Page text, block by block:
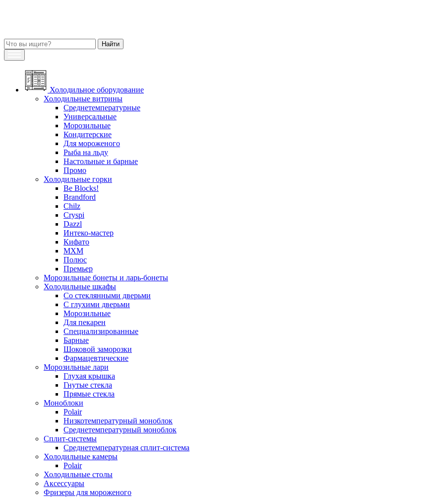
Холодильное оборудование
Холодильные витрины
Среднетемпературные
Универсальные
Морозильные
Кондитерские
Для мороженого
Рыба на льду
Настольные и барные
Промо
Холодильные горки
Be Blocks!
Brandford
Chilz
Cryspi
Dazzl
Интеко-мастер
Кифато
МХМ
Полюс
Премьер
Морозильные бонеты и ларь-бонеты
Холодильные шкафы
Со стеклянными дверьми
С глухими дверьми
Морозильные
Для пекарен
Специализированные
Барные
Шоковой заморозки
Фармацевтические
Морозильные лари
Глухая крышка
Гнутые стекла
Прямые стекла
Моноблоки
Polair
Низкотемпературный моноблок
Среднетемпературный моноблок
Сплит-системы
Среднетемпературная сплит-система
Холодильные камеры
Polair
Холодильные столы
Аксессуары
Фризеры для мороженого